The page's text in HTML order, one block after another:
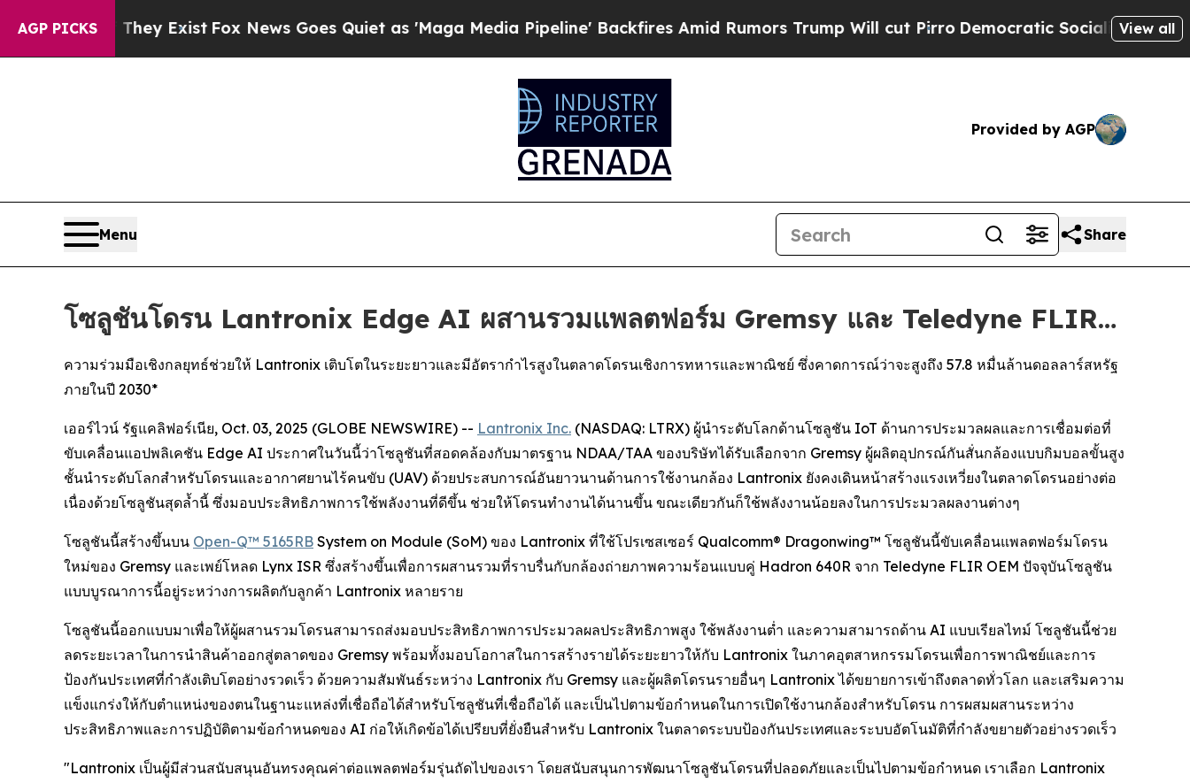
AGP PICKS
They ExistFox News Goes Quiet as 'Maga Media Pipeline' Backfires Amid Rumors Trump Will cut PirroDemocratic Socialists of America View all
Provided by AGP
Menu Share
โซลูชันโดรน Lantronix Edge AI ผสานรวมแพลตฟอร์ม Gremsy และ Teledyne FLIR…
ความร่วมมือเชิงกลยุทธ์ช่วยให้ Lantronix เติบโตในระยะยาวและมีอัตรากำไรสูงในตลาดโดรนเชิงการทหารและพาณิชย์ ซึ่งคาดการณ์ว่าจะสูงถึง 57.8 หมื่นล้านดอลลาร์สหรัฐ
ภายในปี 2030*
เออร์ไวน์ รัฐแคลิฟอร์เนีย, Oct. 03, 2025 (GLOBE NEWSWIRE) -- Lantronix Inc. (NASDAQ: LTRX) ผู้นำระดับโลกด้านโซลูชัน IoT ด้านการประมวลผลและการเชื่อมต่อที่
ขับเคลื่อนแอปพลิเคชัน Edge AI ประกาศในวันนี้ว่าโซลูชันที่สอดคล้องกับมาตรฐาน NDAA/TAA ของบริษัทได้รับเลือกจาก Gremsy ผู้ผลิตอุปกรณ์กันสั่นกล้องแบบกิมบอลขั้นสูง
ชั้นนำระดับโลกสำหรับโดรนและอากาศยานไร้คนขับ (UAV) ด้วยประสบการณ์อันยาวนานด้านการใช้งานกล้อง Lantronix ยังคงเดินหน้าสร้างแรงเหวี่ยงในตลาดโดรนอย่างต่อ
เนื่องด้วยโซลูชันสุดล้ำนี้ ซึ่งมอบประสิทธิภาพการใช้พลังงานที่ดีขึ้น ช่วยให้โดรนทำงานได้นานขึ้น ขณะเดียวกันก็ใช้พลังงานน้อยลงในการประมวลผลงานต่างๆ
โซลูชันนี้สร้างขึ้นบน Open-Q™ 5165RB System on Module (SoM) ของ Lantronix ที่ใช้โปรเซสเซอร์ Qualcomm® Dragonwing™ โซลูชันนี้ขับเคลื่อนแพลตฟอร์มโดรน
ใหม่ของ Gremsy และเพย์โหลด Lynx ISR ซึ่งสร้างขึ้นเพื่อการผสานรวมที่ราบรื่นกับกล้องถ่ายภาพความร้อนแบบคู่ Hadron 640R จาก Teledyne FLIR OEM ปัจจุบันโซลูชัน
แบบบูรณาการนี้อยู่ระหว่างการผลิตกับลูกค้า Lantronix หลายราย
โซลูชันนี้ออกแบบมาเพื่อให้ผู้ผสานรวมโดรนสามารถส่งมอบประสิทธิภาพการประมวลผลประสิทธิภาพสูง ใช้พลังงานต่ำ และความสามารถด้าน AI แบบเรียลไทม์ โซลูชันนี้ช่วย
ลดระยะเวลาในการนำสินค้าออกสู่ตลาดของ Gremsy พร้อมทั้งมอบโอกาสในการสร้างรายได้ระยะยาวให้กับ Lantronix ในภาคอุตสาหกรรมโดรนเพื่อการพาณิชย์และการ
ป้องกันประเทศที่กำลังเติบโตอย่างรวดเร็ว ด้วยความสัมพันธ์ระหว่าง Lantronix กับ Gremsy และผู้ผลิตโดรนรายอื่นๆ Lantronix ได้ขยายการเข้าถึงตลาดทั่วโลก และเสริมความ
แข็งแกร่งให้กับตำแหน่งของตนในฐานะแหล่งที่เชื่อถือได้สำหรับโซลูชันที่เชื่อถือได้ และเป็นไปตามข้อกำหนดในการเปิดใช้งานกล้องสำหรับโดรน การผสมผสานระหว่าง
ประสิทธิภาพและการปฏิบัติตามข้อกำหนดของ AI ก่อให้เกิดข้อได้เปรียบที่ยั่งยืนสำหรับ Lantronix ในตลาดระบบป้องกันประเทศและระบบอัตโนมัติที่กำลังขยายตัวอย่างรวดเร็ว
"Lantronix เป็นผู้มีส่วนสนับสนุนอันทรงคุณค่าต่อแพลตฟอร์มรุ่นถัดไปของเรา โดยสนับสนุนการพัฒนาโซลูชันโดรนที่ปลอดภัยและเป็นไปตามข้อกำหนด เราเลือก Lantronix